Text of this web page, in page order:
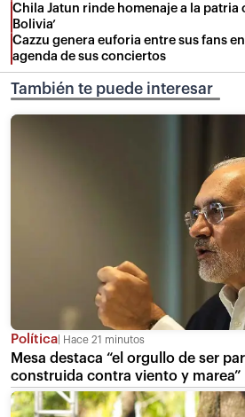
Chila Jatun rinde homenaje a la patria
Bolivia’
Cazzu genera euforia entre sus fans
agenda de sus conciertos
También te puede interesar
Política Hace 21 minutos
Mesa destaca “el orgullo de ser
construida contra viento y marea”